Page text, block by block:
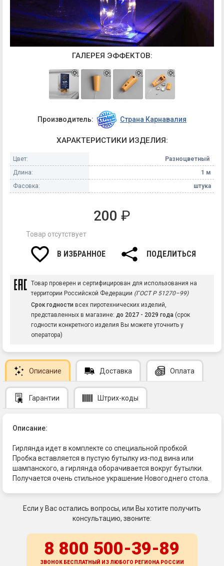
ГАЛЕРЕЯ ЭФФЕКТОВ:
Производитель: Страна Карнавалия
ХАРАКТЕРИСТИКИ ИЗДЕЛИЯ:
Цвет:
Разноцветный
Длина:
1 м
Фасовка:
штука
200 ₽
Товар отсутствует
В ИЗБРАННОЕ ПОДЕЛИТЬСЯ
Товар проверен и сертифицирован для использования на
территории Российской Федерации (ГОСТ Р 51270–99)
Срок годности всех пиротехнических изделий,
представленных в магазине: до 2027 - 2029 года (срок
годности конкретного изделия Вы можете уточнить у
оператора)
Описание Доставка Оплата
Гарантии Штрих-коды
Описание:
Гирлянда идет в комплекте со специальной пробкой.
Пробка вставляется в пустую бутылку из-под вина или
шампанского, а гирлянда оборачивается вокруг бутылки.
Получается очень стильное украшение Новогоднего стола.
Если у Вас остались вопросы, или Вы хотите получить
консультацию, звоните:
8 800 500-39-89
ЗВОНОК БЕСПЛАТНЫЙ ИЗ ЛЮБОГО РЕГИОНА РОССИИ